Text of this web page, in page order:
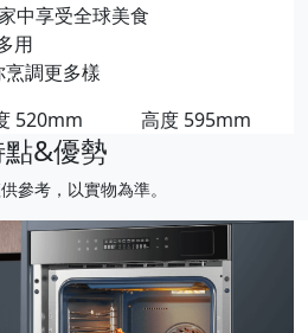
中享受全球美食
用
調更多樣
520mm 高度 595mm
&優勢
參考，以實物為準。